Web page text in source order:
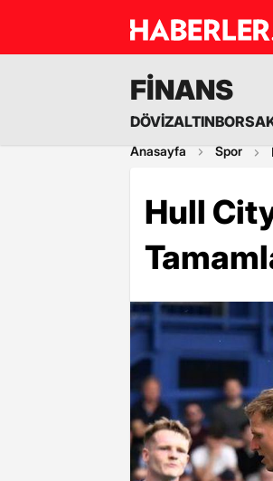
FİNANS
DÖVİZALTINBORSA
Anasayfa Spor
Hull